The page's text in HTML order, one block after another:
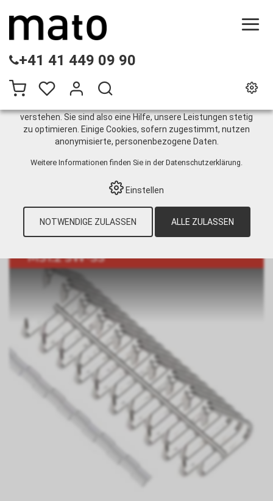
+41 41 449 09 90
Verbinder
GURTINSTANDHALTUNG
LIGHT DUTY FÖRDERGURTE ›
SPEZIALSYSTEME WÄSCHEREI ›
FLACHDRAHTVERBINDER M51.2 / M61.2 ›
M51.2 SW-SS
DIESE WEBSITE VERWENDET COOKIES
Wir nutzen auf unserer Website verschiedene Cookies:
Einige sind notwendig für den korrekten Betrieb der Website,
andere ermöglichen Ihnen mehr Funktionalitäten, und noch
verstehen. Sie sind also eine Hilfe, unsere Leistungen stetig
zu optimieren. Einige Cookies, sofern zugestimmt, nutzen
anonymisierte, personenbezogene Daten.
Weitere Informationen finden Sie in der Datenschutzerklärung.
Einstellen
NOTWENDIGE ZULASSEN ALLE ZULASSEN